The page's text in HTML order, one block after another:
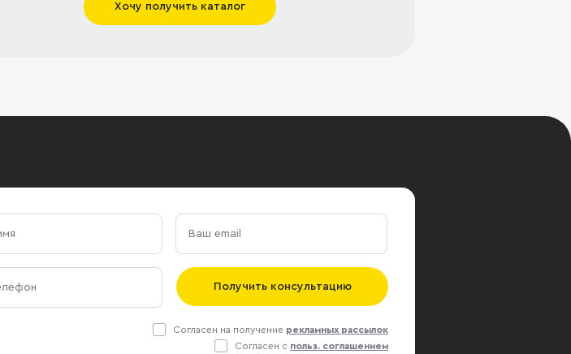
Хочу получить каталог
Получить консультацию
Согласен на получение рекламных рассылок
Согласен с польз. соглашением